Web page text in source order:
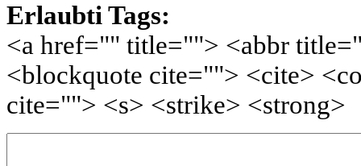
Erlaubti Tags:
<a href="" title=""> <abbr
<blockquote cite=""> <cite>
cite=""> <s> <strike> <strong>